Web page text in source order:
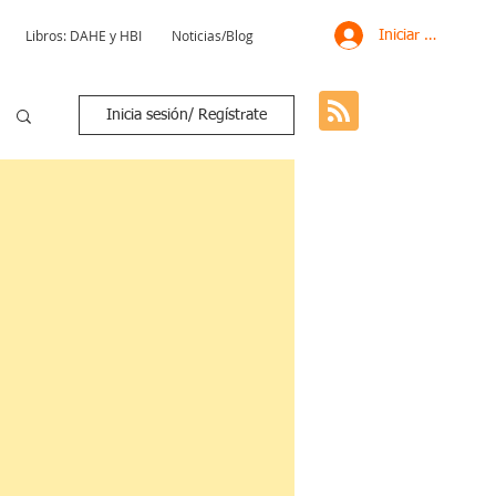
Libros: DAHE y HBI Noticias/Blog Iniciar sesión
Inicia sesión/ Regístrate